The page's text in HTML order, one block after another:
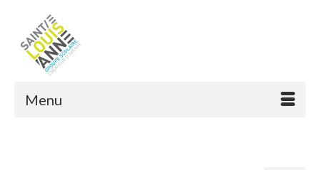
Menu